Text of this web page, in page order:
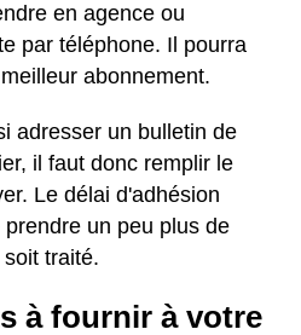
en agence ou
par téléphone. Il pourra
abonnement.
adresser un bulletin de
il faut donc remplir le
Le délai d'adhésion
un peu plus de
traité.
à fournir à votre